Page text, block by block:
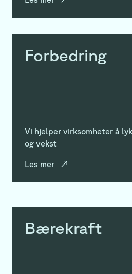
Forbedring
Vi hjelper virksomheter å
og vekst
Les mer ↗
Bærekraft